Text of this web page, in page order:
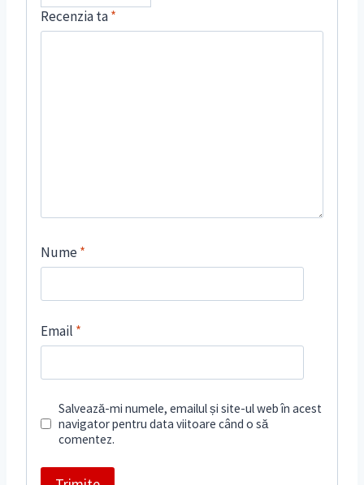
Recenzia ta*
Nume*
Email *
Salvează-mi numele, emailul și site-ul web în acest
navigator pentru data viitoare când o să
comentez.